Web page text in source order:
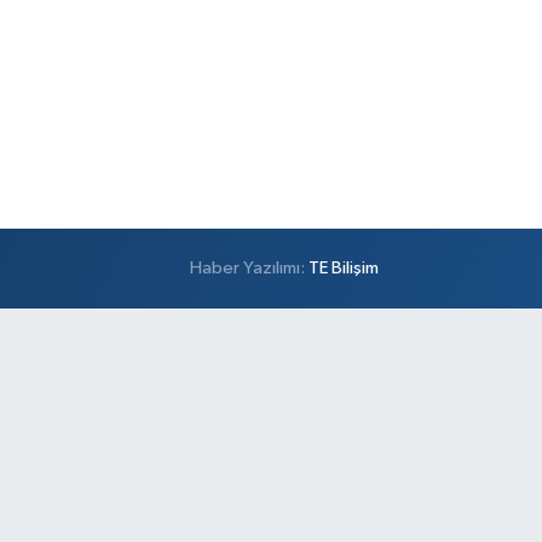
Haber Yazılımı: TE Bilişim